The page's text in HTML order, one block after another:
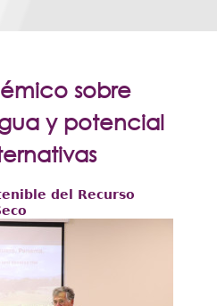
sobre
y potencial
del Recurso